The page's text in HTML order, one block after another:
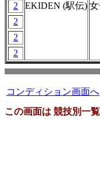
EKIDEN (駅伝)
2
2
2
2
コンディション画面へ
この画面は 競技別一覧